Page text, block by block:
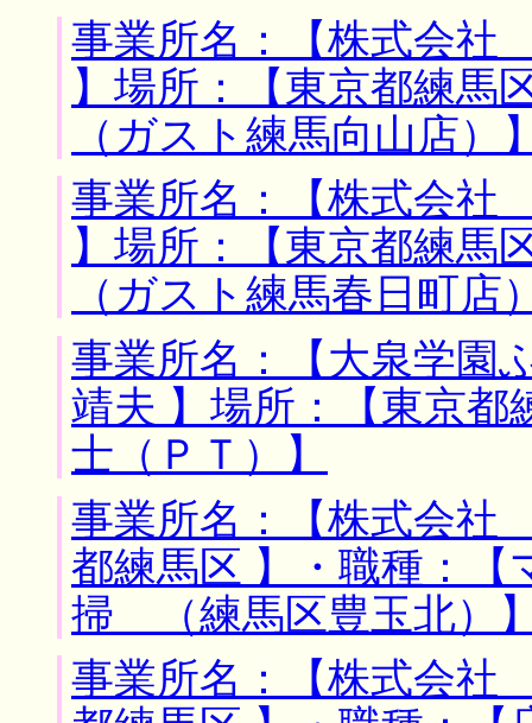
事業所名：【株式会
】場所：【東京都練馬
（ガスト練馬向山店）
事業所名：【株式会
】場所：【東京都練馬
（ガスト練馬春日町店
事業所名：【大泉学
靖夫 】場所：【東京都
士（ＰＴ）】
事業所名：【株式会
都練馬区 】・職種：
掃 （練馬区豊玉北）
事業所名：【株式会社